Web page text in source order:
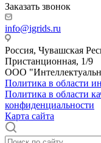
Заказать звонок
info@igrids.ru
Россия, Чувашская
Пристанционная, 1/9
ООО
Политика в области
Политика в области
конфиденциальности
Карта сайта